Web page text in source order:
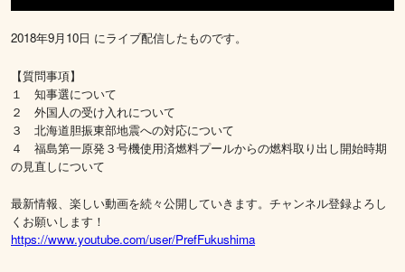
2018年9月10日 にライブ配信したものです。
【質問事項】
１ 知事選について
２ 外国人の受け入れについて
３ 北海道胆振東部地震への対応について
４ 福島第一原発３号機使用済燃料プールからの燃料取り出し開始時期
の見直しについて
最新情報、楽しい動画を続々公開していきます。チャンネル登録よろし
くお願いします！
https://www.youtube.com/user/PrefFukushima